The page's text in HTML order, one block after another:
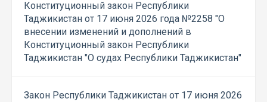
Конституционный закон Республики
Таджикистан от 17 июня 2026 года №2258 "О
внесении изменений и дополнений в
Конституционный закон Республики
Таджикистан "О судах Республики Таджикистан"
Закон Республики Таджикистан от 17 июня 2026